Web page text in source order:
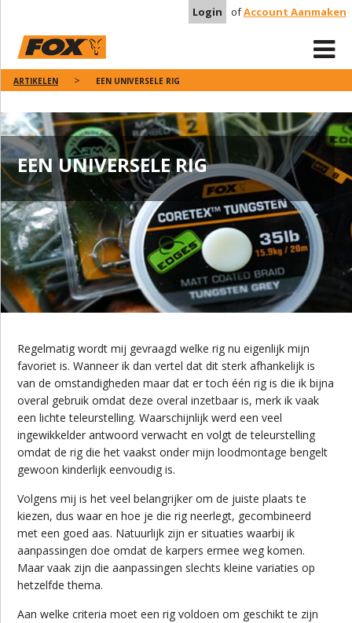
Login ofAccount Aanmaken
ARTIKELEN EEN UNIVERSELE RIG
EEN UNIVERSELE RIG
Regelmatig wordt mij gevraagd welke rig nu eigenlijk mijn
favoriet is. Wanneer ik dan vertel dat dit sterk afhankelijk is
van de omstandigheden maar dat er toch één rig is die ik bijna
overal gebruik omdat deze overal inzetbaar is, merk ik vaak
een lichte teleurstelling. Waarschijnlijk werd een veel
ingewikkelder antwoord verwacht en volgt de teleurstelling
omdat de rig die het vaakst onder mijn loodmontage bengelt
gewoon kinderlijk eenvoudig is.
Volgens mij is het veel belangrijker om de juiste plaats te
kiezen, dus waar en hoe je die rig neerlegt, gecombineerd
met een goed aas. Natuurlijk zijn er situaties waarbij ik
aanpassingen doe omdat de karpers ermee weg komen.
Maar vaak zijn die aanpassingen slechts kleine variaties op
hetzelfde thema.
Aan welke criteria moet een rig voldoen om geschikt te zijn